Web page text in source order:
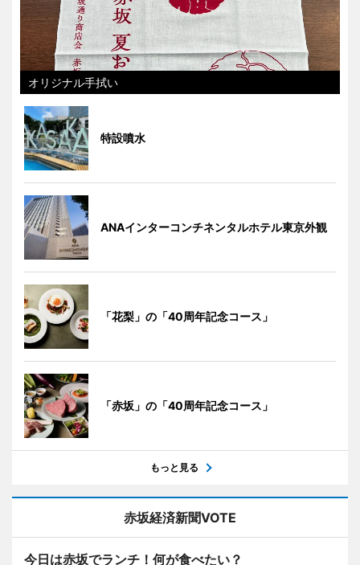
オリジナル手拭い
特設噴水
ANAインターコンチネンタルホテル東京外観
「花梨」の「40周年記念コース」
「赤坂」の「40周年記念コース」
もっと見る
赤坂経済新聞VOTE
今日は赤坂でランチ！何が食べたい？